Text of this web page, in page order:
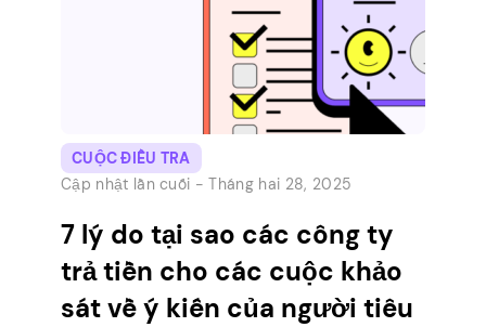
CUỘC ĐIỀU TRA
Cập nhật lần cuối -Tháng hai 28, 2025
7 lý do tại sao các công ty
trả tiền cho các cuộc khảo
sát về ý kiến của người tiêu